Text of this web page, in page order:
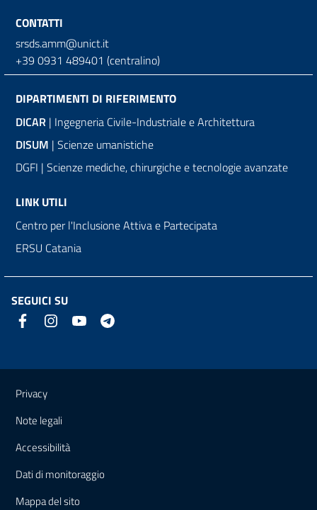
CONTATTI
srsds.amm@unict.it
+39 0931 489401 (centralino)
DIPARTIMENTI DI RIFERIMENTO
DICAR | Ingegneria Civile-Industriale e Architettura
DISUM | Scienze umanistiche
DGFI | Scienze mediche, chirurgiche e tecnologie avanzate
LINK UTILI
Centro per l'Inclusione Attiva e Partecipata
ERSU Catania
SEGUICI SU
Link e informazioni utili
Privacy
Note legali
Accessibilità
Dati di monitoraggio
Mappa del sito